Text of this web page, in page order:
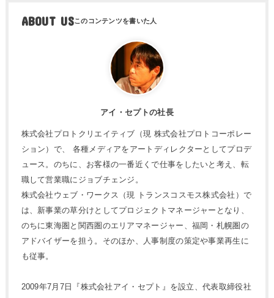
ABOUT US
アイ・セプトの社長
株式会社プロトクリエイティブ（現 株式会社プロトコーポレー
ション）で、 各種メディアをアートディレクターとしてプロデ
ュース。のちに、お客様の一番近くで仕事をしたいと考え、転
職して営業職にジョブチェンジ。
株式会社ウェブ・ワークス（現 トランスコスモス株式会社）で
は、新事業の草分けとしてプロジェクトマネージャーとなり、
のちに東海圏と関西圏のエリアマネージャー、福岡・札幌圏の
アドバイザーを担う。そのほか、人事制度の策定や事業再生に
も従事。
2009年7月7日『株式会社アイ・セプト』を設立、代表取締役社